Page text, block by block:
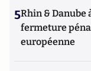
5Rhin & Danube
fermeture
européenne